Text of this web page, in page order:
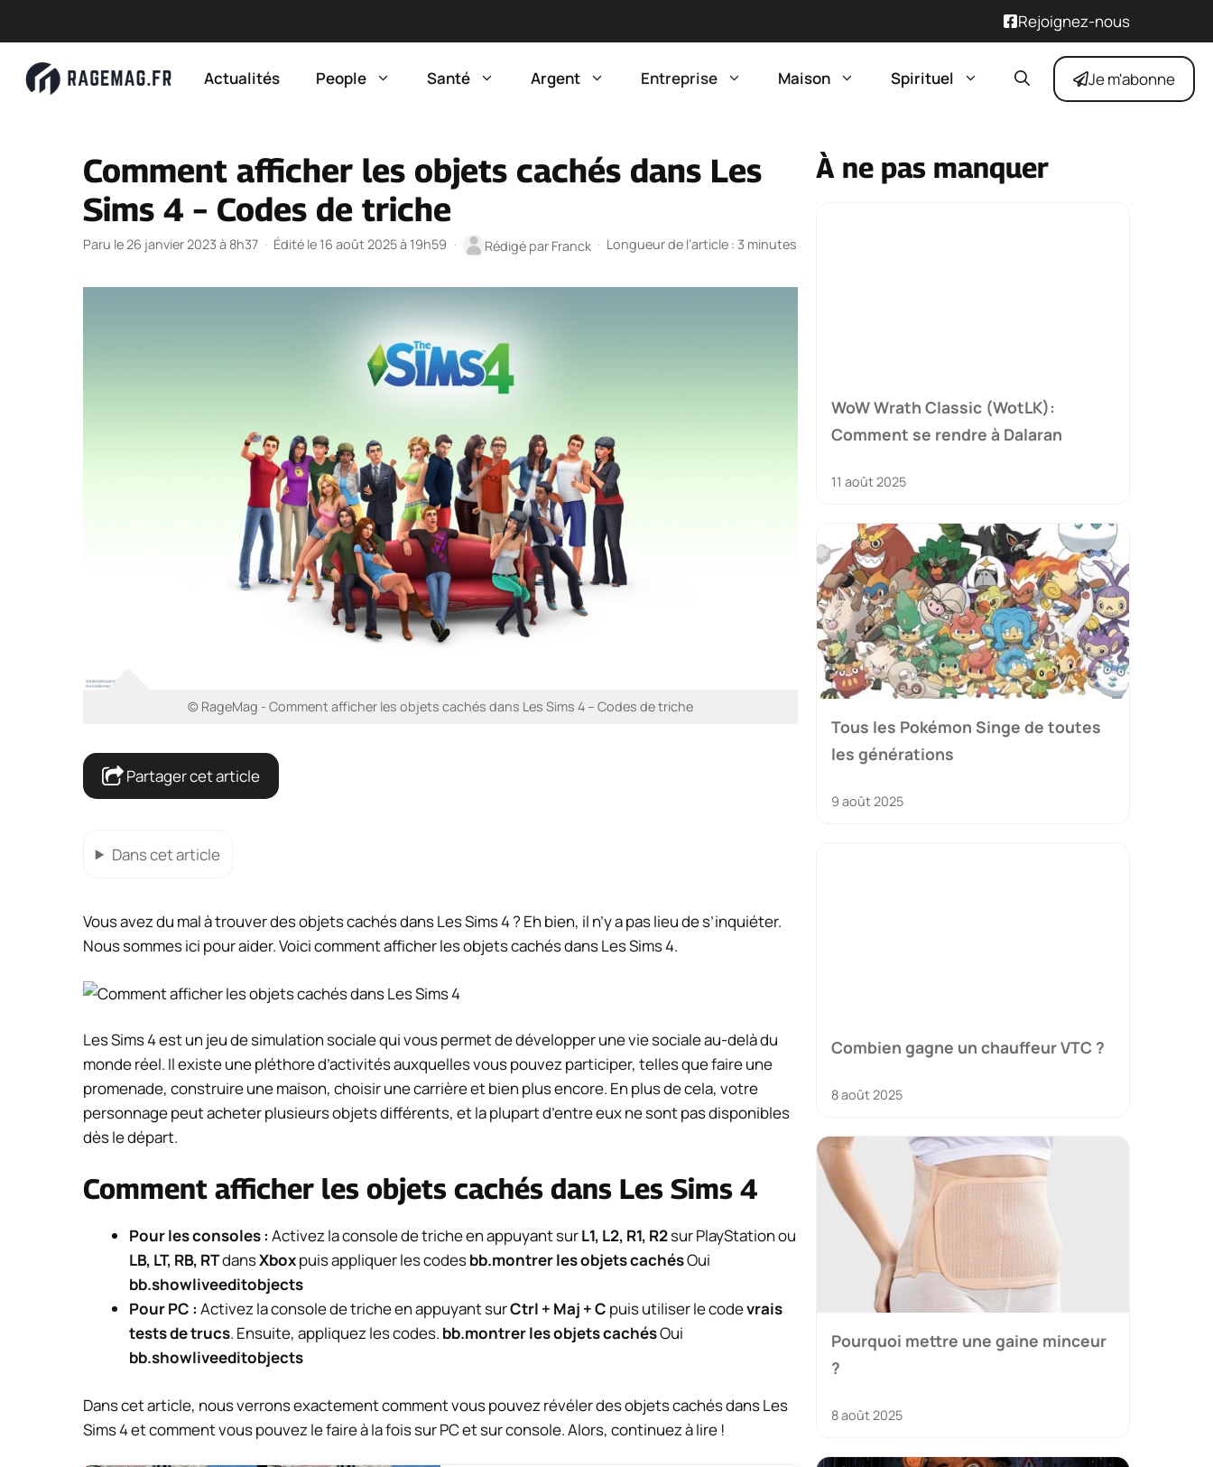
Rejoignez-nous
Actualités People Santé Argent Entreprise Maison Spirituel Je m'abonne
Comment afficher les objets cachés dans Les
Sims 4 – Codes de triche
Paru le 26 janvier 2023 à 8h37 · Édité le 16 août 2025 à 19h59 · Rédigé par Franck · Longueur de l’article : 3 minutes
© RageMag - Comment afficher les objets cachés dans Les Sims 4 – Codes de triche
Partager cet article
Dans cet article
Vous avez du mal à trouver des objets cachés dans Les Sims 4 ? Eh bien, il n’y a pas lieu de s’inquiéter.
Nous sommes ici pour aider. Voici comment afficher les objets cachés dans Les Sims 4.
Les Sims 4 est un jeu de simulation sociale qui vous permet de développer une vie sociale au-delà du
monde réel. Il existe une pléthore d’activités auxquelles vous pouvez participer, telles que faire une
promenade, construire une maison, choisir une carrière et bien plus encore. En plus de cela, votre
personnage peut acheter plusieurs objets différents, et la plupart d’entre eux ne sont pas disponibles
dès le départ.
Comment afficher les objets cachés dans Les Sims 4
Pour les consoles : Activez la console de triche en appuyant surL1, L2, R1, R2sur PlayStation ou
LB, LT, RB, RTdansXboxpuis appliquer les codesbb.montrer les objets cachésOui
bb.showliveeditobjects
Pour PC : Activez la console de triche en appuyant surCtrl + Maj + C puis utiliser le codevrais
tests de trucs. Ensuite, appliquez les codes. bb.montrer les objets cachésOui
bb.showliveeditobjects
Dans cet article, nous verrons exactement comment vous pouvez révéler des objets cachés dans Les
Sims 4 et comment vous pouvez le faire à la fois sur PC et sur console. Alors, continuez à lire !
À ne pas manquer
WoW Wrath Classic (WotLK):
Comment se rendre à Dalaran
11 août 2025
Tous les Pokémon Singe de toutes
les générations
9 août 2025
Combien gagne un chauffeur VTC ?
8 août 2025
Pourquoi mettre une gaine minceur
?
8 août 2025